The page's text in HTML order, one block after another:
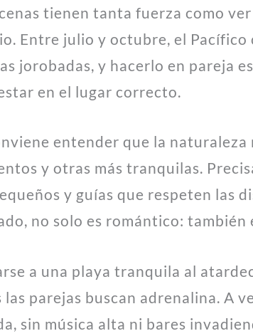
tienen tanta fuerza como
Entre julio y octubre, el
jorobadas, y hacerlo en pareja
en el lugar correcto.
entender que la
y otras más tranquilas.
y guías que respeten las
no solo es romántico:
a una playa tranquila al
las parejas buscan adrenalina. A
sin música alta ni bares